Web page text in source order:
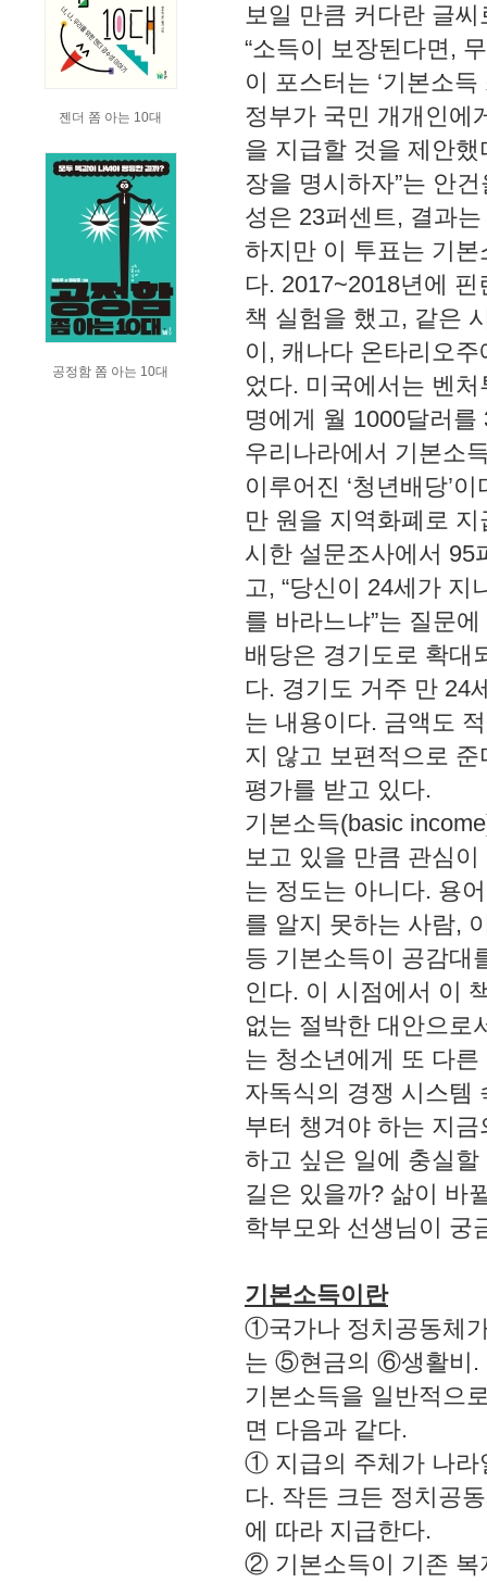
젠더 쫌 아는 10대
공정함 쫌 아는 10대
보일 만큼 커다란 글
“소득이 보장된다면,
이 포스터는 ‘기본소
정부가 국민 개개인에
을 지급할 것을 제안
장을 명시하자”는 안
성은 23퍼센트, 결과
하지만 이 투표는 기
다. 2017~2018년에
책 실험을 했고, 같은
이, 캐나다 온타리오
었다. 미국에서는 벤
명에게 월 1000달러
우리나라에서 기본소
이루어진 ‘청년배당’
만 원을 지역화폐로
시한 설문조사에서 95
고, “당신이 24세가
를 바라느냐”는 질문
배당은 경기도로 확대
다. 경기도 거주 만 24
는 내용이다. 금액도
지 않고 보편적으로 준
평가를 받고 있다.
기본소득(basic
보고 있을 만큼 관심
는 정도는 아니다. 용
를 알지 못하는 사람,
등 기본소득이 공감대
인다. 이 시점에서 이
없는 절박한 대안으로
는 청소년에게 또 다
자독식의 경쟁 시스템
부터 챙겨야 하는 지
하고 싶은 일에 충실
길은 있을까? 삶이 바
학부모와 선생님이 궁
기본소득이란
①국가나 정치공동체
는 ⑤현금의 ⑥생활비.
기본소득을 일반적으
면 다음과 같다.
① 지급의 주체가 나라
다. 작든 크든 정치공
에 따라 지급한다.
② 기본소득이 기존 복